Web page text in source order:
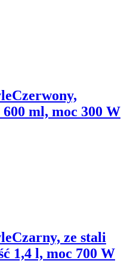
Czerwony,
ml, moc 300 W
Czarny, ze stali
1,4 l, moc 700 W